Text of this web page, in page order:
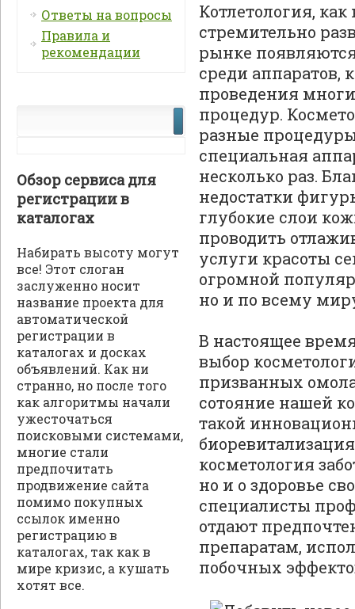
Котлетология,
стремительно
рынке
среди
проведения
процедур.
разные
специальная
несколько раз.
недостатки
глубокие слои
проводить
услуги красоты
огромной
но и по всему
В настоящее
выбор
призванных
сотояние нашей
такой
косметология
но и о здоровье
специалисты
отдают
препаратам,
побочных
Ответы на вопросы
Правила и
рекомендации
Обзор сервиса для
регистрации в
каталогах
Набирать высоту могут
все! Этот слоган
заслуженно носит
название проекта для
автоматической
регистрации в
каталогах и досках
объявлений. Как ни
странно, но после того
как алгоритмы начали
ужесточаться
поисковыми системами,
многие стали
предпочитать
продвижение сайта
помимо покупных
ссылок именно
регистрацию в
каталогах, так как в
мире кризис, а кушать
хотят все.